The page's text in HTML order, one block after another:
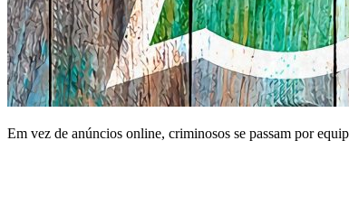
Em vez de anúncios online, criminosos se passam por